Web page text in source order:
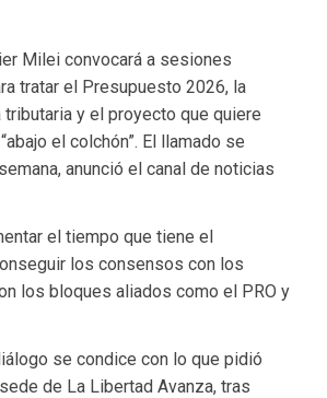
Milei convocará a sesiones
tratar el Presupuesto 2026, la
tributaria y el proyecto que quiere
el colchón”. El llamado se
anunció el canal de noticias
el tiempo que tiene el
los consensos con los
los bloques aliados como el PRO y
se condice con lo que pidió
de La Libertad Avanza, tras